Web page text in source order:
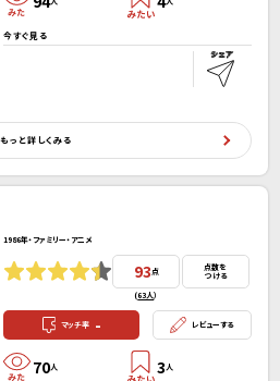
今すぐ見る
もっと詳しくみる
1986年・ファミリー・アニメ
93点
(63人）
点数を
つける
マッチ率 - レビューする
70人 3人